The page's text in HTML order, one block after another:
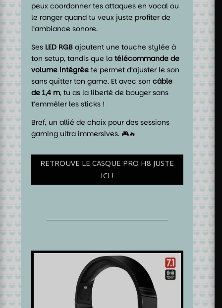
peux coordonner tes attaques en vocal ou
le ranger quand tu veux juste profiter de
l’ambiance sonore.
Ses LED RGB ajoutent une touche stylée à
ton setup, tandis que latélécommande de
volume intégrée te permet d’ajuster le son
sans quitter ton game. Et avec soncâble
de 1,4 m, tu as la liberté de bouger sans
t’emmêler les sticks !
Bref, un allié de choix pour des sessions
gaming ultra immersives. 🎮🔥
RETROUVE LE CASQUE PRO H8 JUSTE
ICI !